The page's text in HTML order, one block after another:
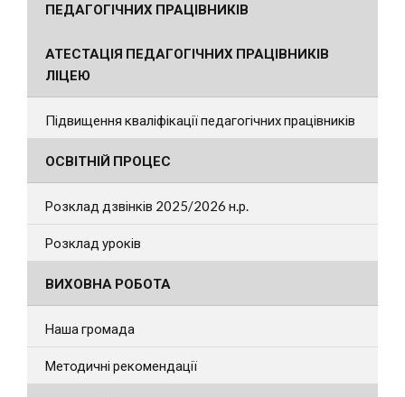
ПЕДАГОГІЧНИХ ПРАЦІВНИКІВ
АТЕСТАЦІЯ ПЕДАГОГІЧНИХ ПРАЦІВНИКІВ
ЛІЦЕЮ
Підвищення кваліфікації педагогічних працівників
ОСВІТНІЙ ПРОЦЕС
Розклад дзвінків 2025/2026 н.р.
Розклад уроків
ВИХОВНА РОБОТА
Наша громада
Методичні рекомендації